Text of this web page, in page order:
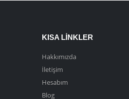
KISA LINKLER
Hakkımızda
İletişim
Hesabım
Blog